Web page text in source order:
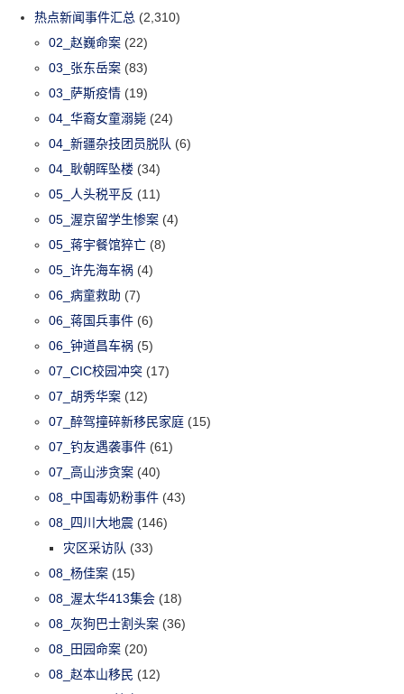
热点新闻事件汇总 (2,310)
02_赵巍命案 (22)
03_张东岳案 (83)
03_萨斯疫情 (19)
04_华裔女童溺毙 (24)
04_新疆杂技团员脱队 (6)
04_耿朝晖坠楼 (34)
05_人头税平反 (11)
05_渥京留学生惨案 (4)
05_蒋宇餐馆猝亡 (8)
05_许先海车祸 (4)
06_病童救助 (7)
06_蒋国兵事件 (6)
06_钟道昌车祸 (5)
07_CIC校园冲突 (17)
07_胡秀华案 (12)
07_醉驾撞碎新移民家庭 (15)
07_钓友遇袭事件 (61)
07_高山涉贪案 (40)
08_中国毒奶粉事件 (43)
08_四川大地震 (146)
灾区采访队 (33)
08_杨佳案 (15)
08_渥太华413集会 (18)
08_灰狗巴士割头案 (36)
08_田园命案 (20)
08_赵本山移民 (12)